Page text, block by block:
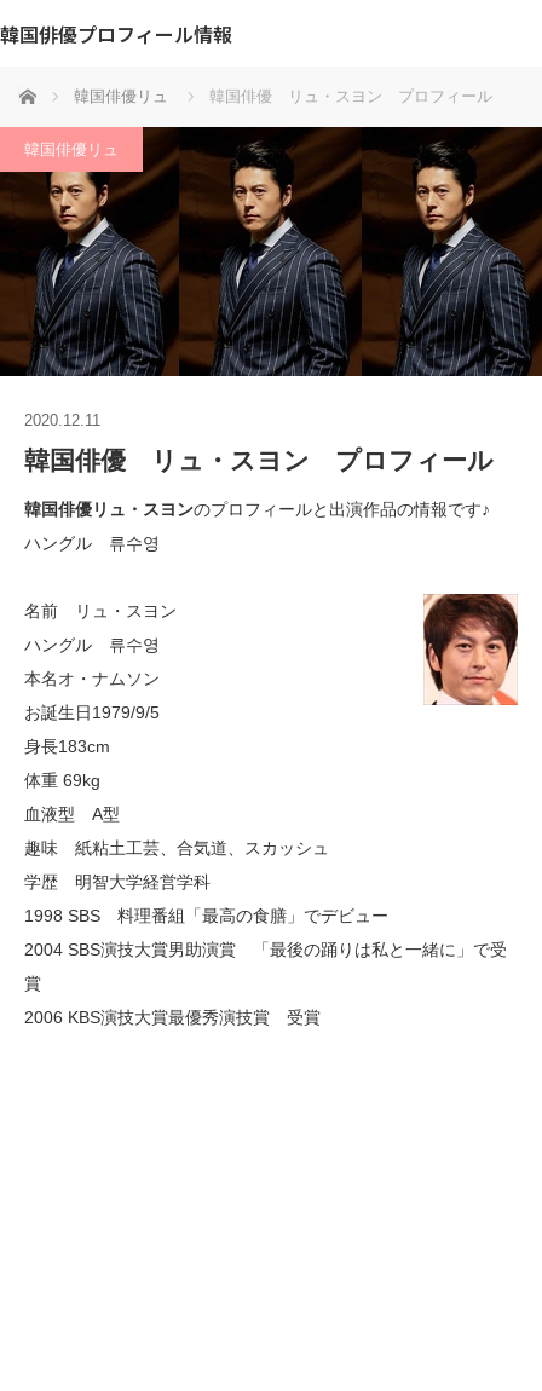
韓国俳優プロフィール情報
ホーム 韓国俳優リュ 韓国俳優 リュ・スヨン プロフィール
韓国俳優リュ
2020.12.11
韓国俳優 リュ・スヨン プロフィール
韓国俳優リュ・スヨンのプロフィールと出演作品の情報です♪
ハングル 류수영
名前 リュ・スヨン
ハングル 류수영
本名オ・ナムソン
お誕生日1979/9/5
身長183cm
体重 69kg
血液型 A型
趣味 紙粘土工芸、合気道、スカッシュ
学歴 明智大学経営学科
1998 SBS 料理番組「最高の食膳」でデビュー
2004 SBS演技大賞男助演賞 「最後の踊りは私と一緒に」で受
賞
2006 KBS演技大賞最優秀演技賞 受賞